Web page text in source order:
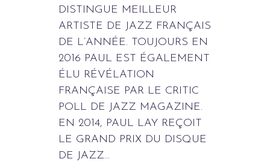
DISTINGUE MEILLEUR
ARTISTE DE JAZZ FRANÇAIS
DE L’ANNÉE. TOUJOURS EN
2016 PAUL EST ÉGALEMENT
ÉLU RÉVÉLATION
FRANÇAISE PAR LE CRITIC
POLL DE JAZZ MAGAZINE.
EN 2014, PAUL LAY REÇOIT
LE GRAND PRIX DU DISQUE
DE JAZZ...